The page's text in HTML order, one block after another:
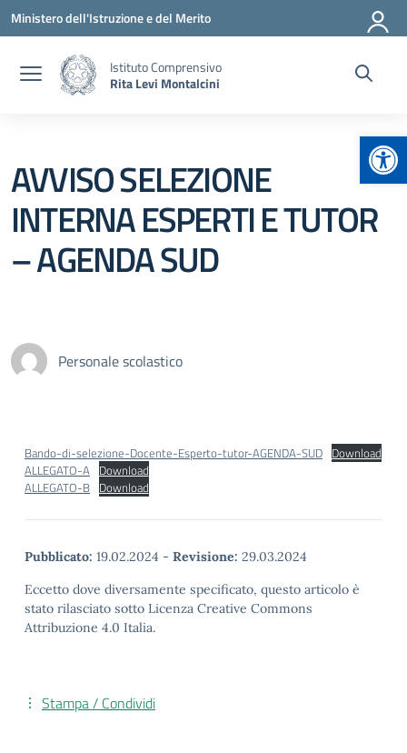
Vai ai contenuti
Vai al menu di navigazione
Vai al footer
Ministero dell'Istruzione e del Merito
Istituto Comprensivo
Rita Levi Montalcini
AVVISO SELEZIONE
INTERNA ESPERTI E TUTOR
– AGENDA SUD
Personale scolastico
Bando-di-selezione-Docente-Esperto-tutor-AGENDA-SUD Download
ALLEGATO-A Download
ALLEGATO-B Download
Pubblicato: 19.02.2024 - Revisione: 29.03.2024
Eccetto dove diversamente specificato, questo articolo è
stato rilasciato sotto Licenza Creative Commons
Attribuzione 4.0 Italia.
Stampa / Condividi